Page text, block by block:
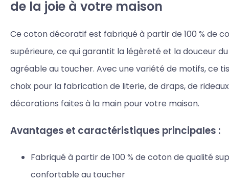
de la joie à votre maison
Ce coton décoratif est fabriqué à partir de 100 % de
supérieure, ce qui garantit la légèreté et la douceur
agréable au toucher. Avec une variété de motifs, ce
choix pour la fabrication de literie, de draps, de
décorations faites à la main pour votre maison.
Avantages et caractéristiques principales :
Fabriqué à partir de 100 % de coton de qualité
confortable au toucher